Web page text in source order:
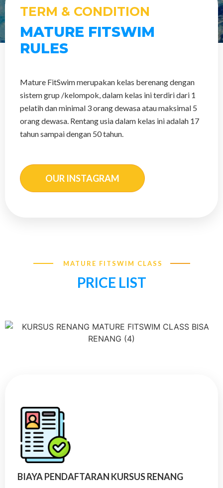
TERM & CONDITION
MATURE FITSWIM
RULES
Mature FitSwim merupakan kelas berenang dengan
sistem grup /kelompok, dalam kelas ini terdiri dari 1
pelatih dan minimal 3 orang dewasa atau maksimal 5
orang dewasa. Rentang usia dalam kelas ini adalah 17
tahun sampai dengan 50 tahun.
OUR INSTAGRAM
MATURE FITSWIM CLASS
PRICE LIST
BIAYA PENDAFTARAN KURSUS RENANG